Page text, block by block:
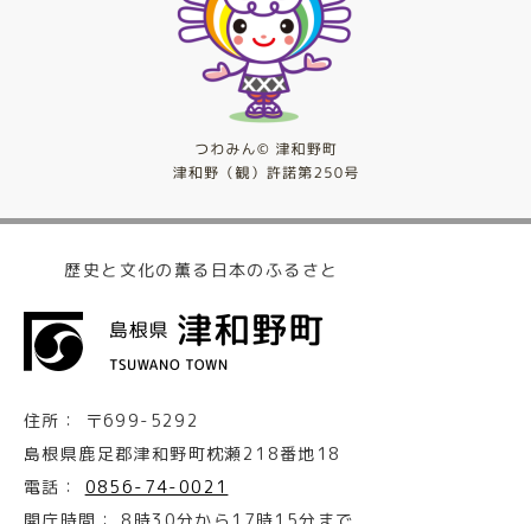
歴史と文化の薫る日本のふるさと
住所：
〒699-5292
島根県鹿足郡津和野町枕瀬218番地18
電話：
0856-74-0021